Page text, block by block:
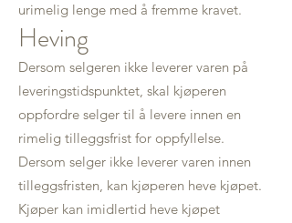
urimelig lenge med å fremme kravet.
Heving
Dersom selgeren ikke leverer varen på
leveringstidspunktet, skal kjøperen
oppfordre selger til å levere innen en
rimelig tilleggsfrist for oppfyllelse.
Dersom selger ikke leverer varen innen
tilleggsfristen, kan kjøperen heve kjøpet.
Kjøper kan imidlertid heve kjøpet